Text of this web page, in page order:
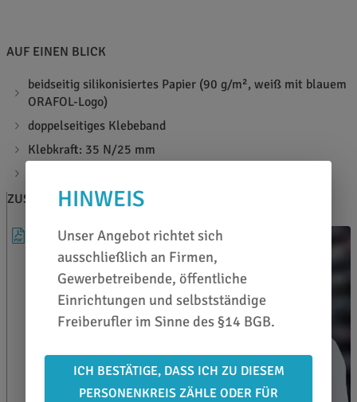
AUF EINEN BLICK
beidseitig silikonisiertes Papier (90 g/m², weiß mit blauem
ORAFOL-Logo)
doppelseitiges Klebeband
Klebkraft: 35 N/25 mm
ZUSATZINFOS
DATENBLATT
HINWEIS
Unser Angebot richtet sich
ausschließlich an Firmen,
Gewerbetreibende, öffentliche
Einrichtungen und selbstständige
Freiberufler im Sinne des §14 BGB.
ICH BESTÄTIGE, DASS ICH ZU DIESEM
PERSONENKREIS ZÄHLE ODER FÜR